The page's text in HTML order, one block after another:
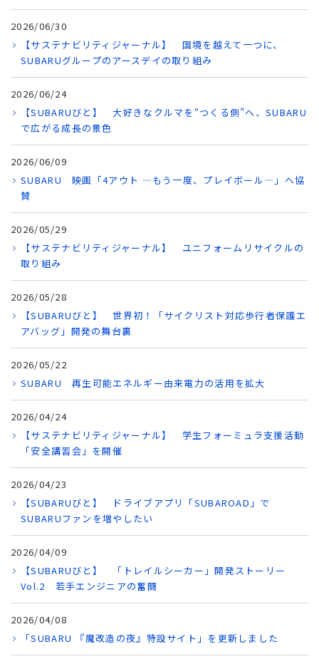
2026/06/30
【サステナビリティジャーナル】 国境を越えて一つに、
SUBARUグループのアースデイの取り組み
2026/06/24
【SUBARUびと】 大好きなクルマを“つくる側”へ、SUBARU
で広がる成長の景色
2026/06/09
SUBARU 映画「4アウト ―もう一度、プレイボール―」へ協
賛
2026/05/29
【サステナビリティジャーナル】 ユニフォームリサイクルの
取り組み
2026/05/28
【SUBARUびと】 世界初！「サイクリスト対応歩行者保護エ
アバッグ」開発の舞台裏
2026/05/22
SUBARU 再生可能エネルギー由来電力の活用を拡大
2026/04/24
【サステナビリティジャーナル】 学生フォーミュラ支援活動
「安全講習会」を開催
2026/04/23
【SUBARUびと】 ドライブアプリ「SUBAROAD」で
SUBARUファンを増やしたい
2026/04/09
【SUBARUびと】 「トレイルシーカー」開発ストーリー
Vol.2 若手エンジニアの奮闘
2026/04/08
「SUBARU 『魔改造の夜』特設サイト」を更新しました